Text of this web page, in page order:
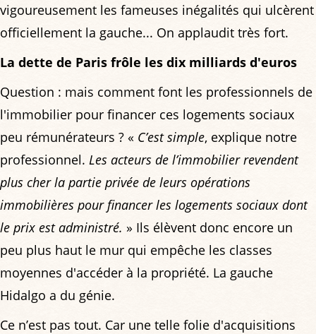
vigoureusement les fameuses inégalités qui ulcèrent
officiellement la gauche... On applaudit très fort.
La dette de Paris frôle les dix milliards d'euros
Question : mais comment font les professionnels de
l'immobilier pour financer ces logements sociaux
peu rémunérateurs ? « C’est simple, explique notre
professionnel. Les acteurs de l’immobilier revendent
plus cher la partie privée de leurs opérations
immobilières pour financer les logements sociaux dont
le prix est administré. » Ils élèvent donc encore un
peu plus haut le mur qui empêche les classes
moyennes d'accéder à la propriété. La gauche
Hidalgo a du génie.
Ce n’est pas tout. Car une telle folie d'acquisitions